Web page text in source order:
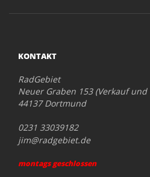
KONTAKT
RadGebiet
Neuer Graben 153 (Verkauf und
44137 Dortmund
0231 33039182
jim@radgebiet.de
montags geschlossen